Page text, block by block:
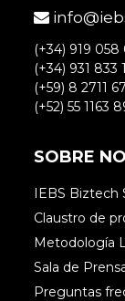
(+34) 919 058
(+34) 931 833
(+59) 8 2711
(+52) 55 1163
SOBRE
IEBS Biztech
Claustro de
Metodología
Sala de
Preguntas